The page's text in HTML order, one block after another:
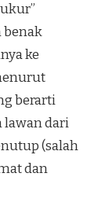
benak
ke
berarti
lawan dari
(salah
dan